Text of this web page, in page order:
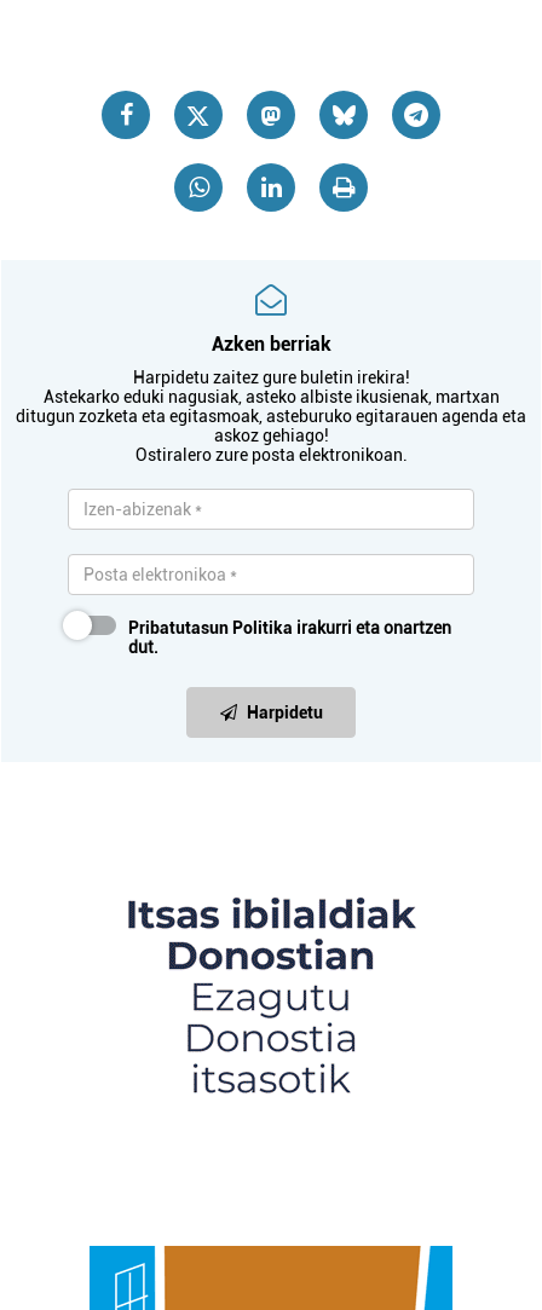
Azken berriak
Harpidetu zaitez gure buletin irekira!
Astekarko eduki nagusiak, asteko albiste ikusienak, martxan
ditugun zozketa eta egitasmoak, asteburuko egitarauen agenda eta
askoz gehiago!
Ostiralero zure posta elektronikoan.
Pribatutasun Politika irakurri eta onartzen
dut.
Harpidetu